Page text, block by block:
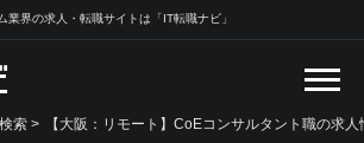
業界の求人・転職サイトは「IT転職ナビ」
索 > 【大阪：リモート】CoEコンサルタント職の求人